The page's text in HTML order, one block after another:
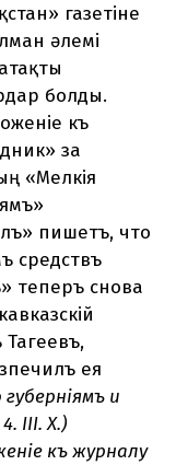
газетіне
әлемі
болды.
къ
за
«Мелкія
пишетъ, что
средствъ
теперъ снова
ея
и
ІІІ. Х.)
къ журналу